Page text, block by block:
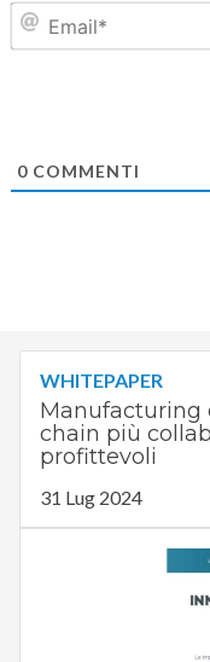
0COMMENTI
WHITEPAPER
Manufacturing
chain più
profittevoli
31 Lug 2024